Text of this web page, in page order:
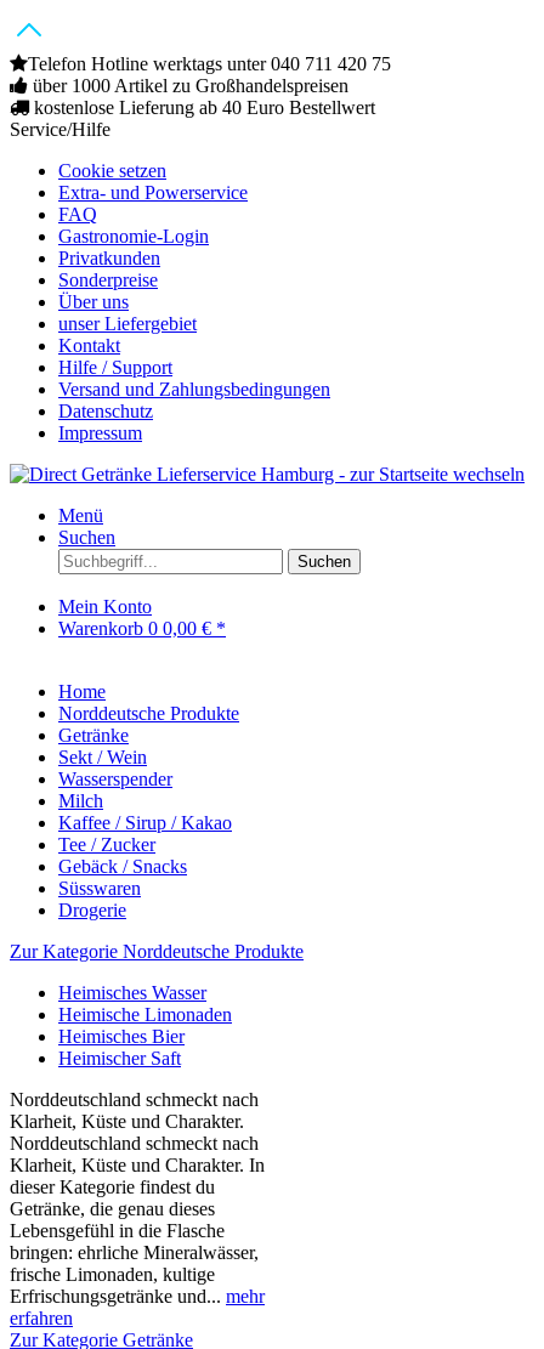
Telefon Hotline werktags unter 040 711 420 75
über 1000 Artikel zu Großhandelspreisen
kostenlose Lieferung ab 40 Euro Bestellwert
Service/Hilfe
Cookie setzen
Extra- und Powerservice
FAQ
Gastronomie-Login
Privatkunden
Sonderpreise
Über uns
unser Liefergebiet
Kontakt
Hilfe / Support
Versand und Zahlungsbedingungen
Datenschutz
Impressum
Menü
Suchen
Suchen
Mein Konto
Warenkorb 0 0,00 € *
Home
Norddeutsche Produkte
Getränke
Sekt / Wein
Wasserspender
Milch
Kaffee / Sirup / Kakao
Tee / Zucker
Gebäck / Snacks
Süsswaren
Drogerie
Zur Kategorie Norddeutsche Produkte
Heimisches Wasser
Heimische Limonaden
Heimisches Bier
Heimischer Saft
Norddeutschland schmeckt nach
Klarheit, Küste und Charakter.
Norddeutschland schmeckt nach
Klarheit, Küste und Charakter. In
dieser Kategorie findest du
Getränke, die genau dieses
Lebensgefühl in die Flasche
bringen: ehrliche Mineralwässer,
frische Limonaden, kultige
Erfrischungsgetränke und... mehr
erfahren
Zur Kategorie Getränke